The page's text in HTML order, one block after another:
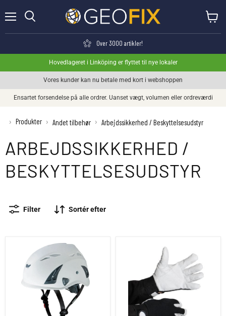
Over 3000 artikler!
Hovedlageret i Linköping er flyttet til nye lokaler
Vores kunder kan nu betale med kort i webshoppen
Ensartet forsendelse på alle ordrer. Uanset vægt, volumen eller ordreværdi
› Produkter › Andet tilbehør › Arbejdssikkerhed / Beskyttelsesudstyr
ARBEJDSSIKKERHED /
BESKYTTELSESUDSTYR
Filter Sortér efter
Sikkerhedshjelm til måleteknikere Montagehandske